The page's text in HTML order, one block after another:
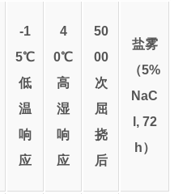
-1
5℃
低
温
响
应
4
0℃
高
湿
响
应
50
00
次
屈
挠
后
盐雾
（5%
NaC
l, 72
h）